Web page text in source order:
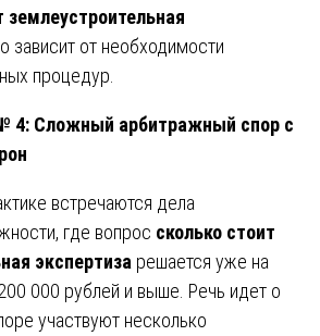
землеустроительная
зависит от необходимости
процедур.
4: Сложный арбитражный спор с
встречаются дела
где вопрос сколько стоит
экспертиза решается уже на
000 рублей и выше. Речь идет о
участвуют несколько